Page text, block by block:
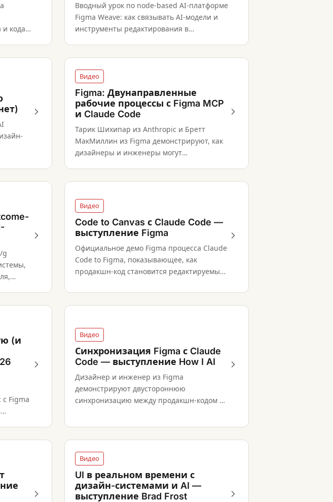
и кода
Вводный урок по node-based AI-платформе
Figma Weave: как связывать AI-модели и
инструменты редактирования в
Видео
Figma: Двунаправленные
рабочие процессы с Figma MCP
и Claude Code
Тарик Шихипар из Anthropic и Бретт
МакМиллин из Figma демонстрируют, как
дизайнеры и инженеры могут
g
Видео
Code to Canvas с Claude Code —
выступление Figma
Официальное демо Figma процесса Claude
Code to Figma, показывающее, как
продакшн-код становится редактируемым
(и
с Figma
Видео
Синхронизация Figma с Claude
Code — выступление How I AI
Дизайнер и инженер из Figma
демонстрируют двустороннюю
синхронизацию между продакшн-кодом и
Видео
UI в реальном времени с
дизайн-системами и AI —
выступление Brad Frost